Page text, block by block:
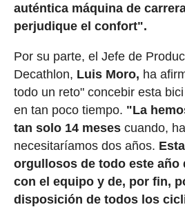
auténtica máquina de
perjudique el confort".
Por su parte, el Jefe de
Decathlon, Luis Moro, ha
todo un reto" concebir esta
en tan poco tiempo. "La
tan solo 14 mesescuando,
necesitaríamos dos años.
orgullosos de todo este año
con el equipo y de, por fin,
disposición de todos los